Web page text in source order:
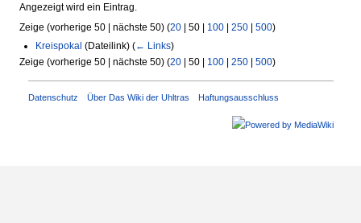
Angezeigt wird ein Eintrag.
Zeige (vorherige 50 nächste 50) (20 50 100 250 500)
Kreispokal (Dateilink) (← Links)
Zeige (vorherige 50 nächste 50) (20 50 100 250 500)
Datenschutz Über Das Wiki der Uhltras Haftungsausschluss